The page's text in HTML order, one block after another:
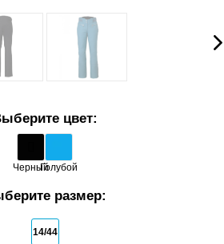
цвет:
ЧерныйГолубой
размер:
14/44